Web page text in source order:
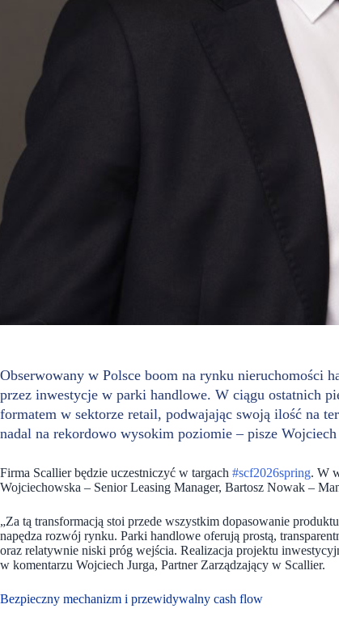
Obserwowany w Polsce boom na rynku nieruchomości
przez inwestycje w parki handlowe. W ciągu ostatnich
formatem w sektorze retail, podwajając swoją ilość na
nadal na rekordowo wysokim poziomie – pisze
Firma Scallier będzie uczestniczyć w targach #scf2026spring. W
Wojciechowska – Senior Leasing Manager, Bartosz Nowak –
„Za tą transformacją stoi przede wszystkim dopasowanie
napędza rozwój rynku. Parki handlowe oferują prostą,
oraz relatywnie niski próg wejścia. Realizacja projektu
w komentarzu Wojciech Jurga, Partner Zarządzający w Scallier.
Bezpieczny mechanizm i przewidywalny cash flow